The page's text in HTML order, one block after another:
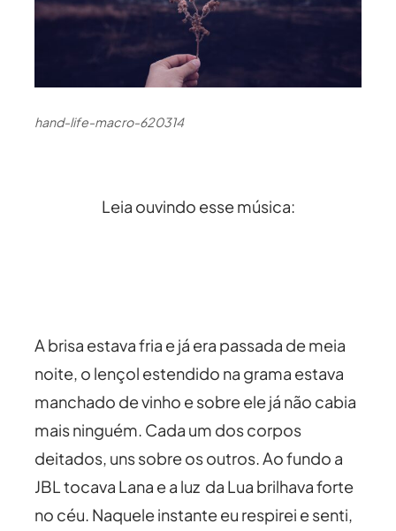
hand-life-macro-620314
Leia ouvindo esse música:
A brisa estava fria e já era passada de meia
noite, o lençol estendido na grama estava
manchado de vinho e sobre ele já não cabia
mais ninguém. Cada um dos corpos
deitados, uns sobre os outros. Ao fundo a
JBL tocava Lana e a luz da Lua brilhava forte
no céu. Naquele instante eu respirei e senti,